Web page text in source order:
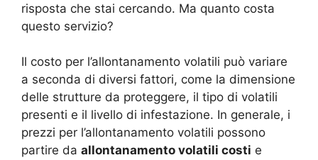
risposta che stai cercando. Ma quanto costa
questo servizio?
Il costo per l’allontanamento volatili può variare
a seconda di diversi fattori, come la dimensione
delle strutture da proteggere, il tipo di volatili
presenti e il livello di infestazione. In generale, i
prezzi per l’allontanamento volatili possono
partire da allontanamento volatili costi e